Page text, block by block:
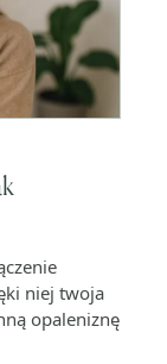
niej twoja
opaleniznę